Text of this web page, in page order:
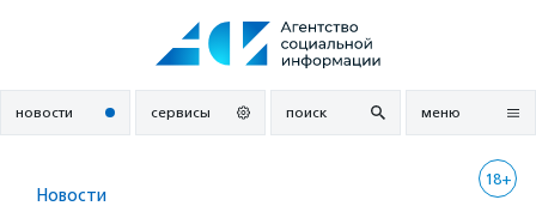
новости сервисы поиск меню
18+
Новости